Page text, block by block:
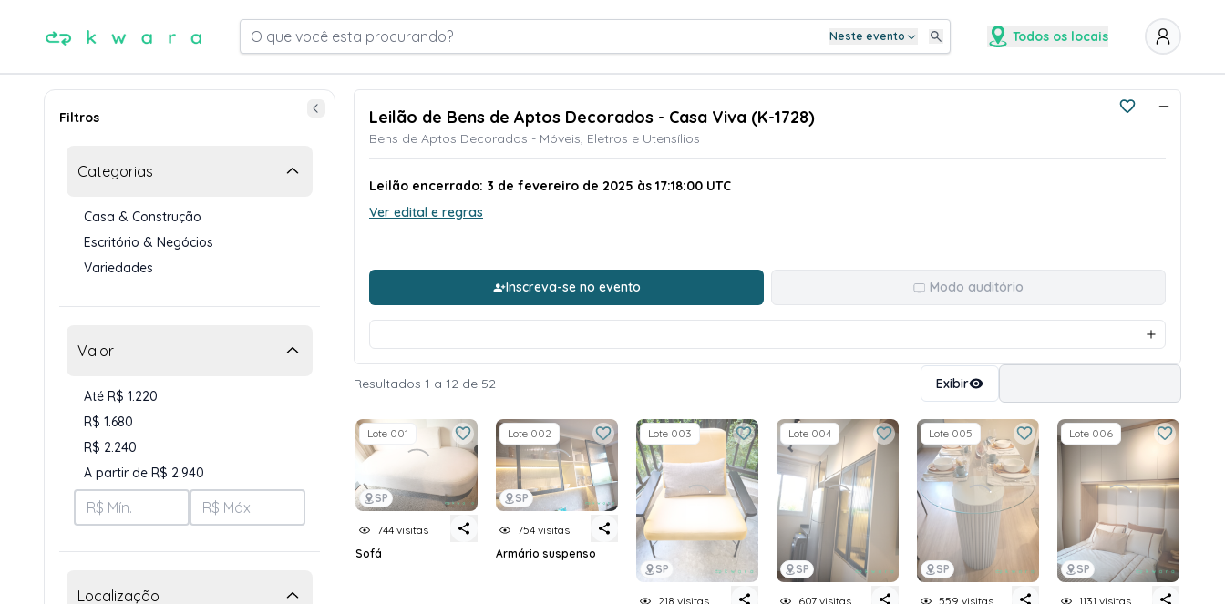
O que você esta procurando? Neste evento Todos os locais
Filtros
Categorias
Casa & Construção
Escritório & Negócios
Variedades
Valor
Até R$ 1.220
R$ 1.680
R$ 2.240
A partir de R$ 2.940
Localização
Leilão de Bens de Aptos Decorados - Casa Viva (K-1728)
Bens de Aptos Decorados - Móveis, Eletros e Utensílios
Leilão encerrado: 3 de fevereiro de 2025 às 17:18:00 UTC
Ver edital e regras
Inscreva-se no evento Modo auditório
Resultados 1 a 12 de 52 Exibir
SP
Lote 001
744 visitas
Sofá
SP
Lote 002
754 visitas
Armário suspenso
SP
Lote 003
218 visitas
SP
Lote 004
607 visitas
SP
Lote 005
559 visitas
SP
Lote 006
1131 visitas